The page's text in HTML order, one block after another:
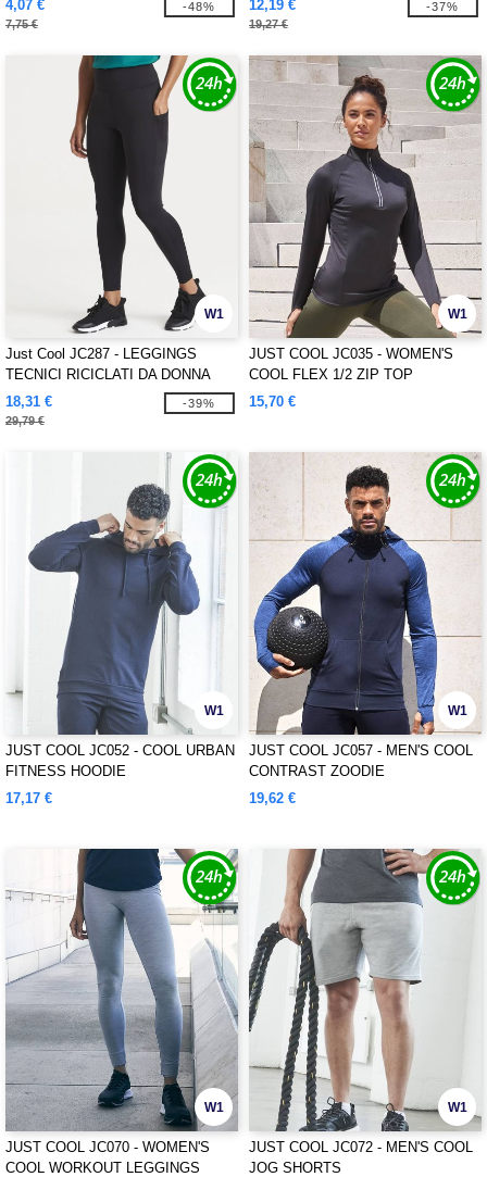
4,07 €
7,75 €
-48% 12,19 €
19,27 €
-37%
W1
Just Cool JC287 - LEGGINGS
TECNICI RICICLATI DA DONNA
18,31 €
29,79 €
-39%
W1
JUST COOL JC035 - WOMEN'S
COOL FLEX 1/2 ZIP TOP
15,70 €
W1
JUST COOL JC052 - COOL URBAN
FITNESS HOODIE
17,17 €
W1
JUST COOL JC057 - MEN'S COOL
CONTRAST ZOODIE
19,62 €
W1
JUST COOL JC070 - WOMEN'S
COOL WORKOUT LEGGINGS
W1
JUST COOL JC072 - MEN'S COOL
JOG SHORTS